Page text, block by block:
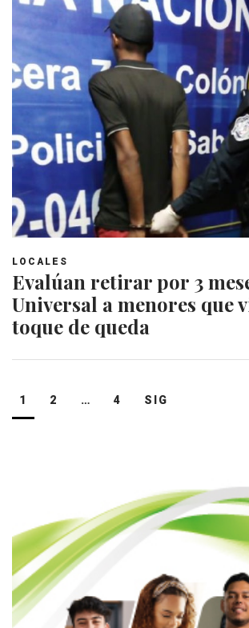
LOCALES
Evalúan retirar por 3
Universal a menores que
toque de queda
Navegación
de
1 2 … 4 SIG